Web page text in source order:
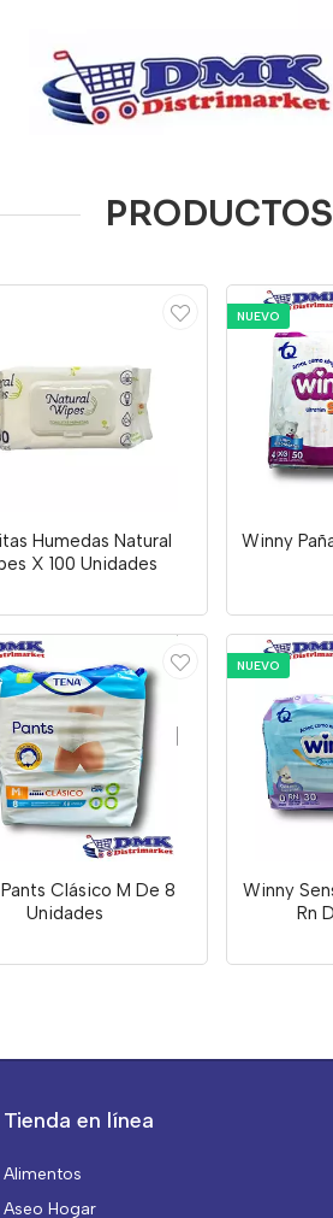
Humedas Natural
X 100 Unidades
NUEVO
Winny
Clásico M De 8
Unidades
NUEVO
Winny
Rn
Tienda en línea
Alimentos
Aseo Hogar